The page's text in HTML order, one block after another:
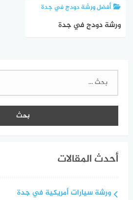
أفضل ورشة دودج في جدة
ورشة دودج في جدة
أحدث المقالات
ورشة سيارات أمريكية في جدة